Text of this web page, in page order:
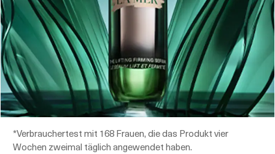
*Verbrauchertest mit 168 Frauen, die das Produkt vier
Wochen zweimal täglich angewendet haben.